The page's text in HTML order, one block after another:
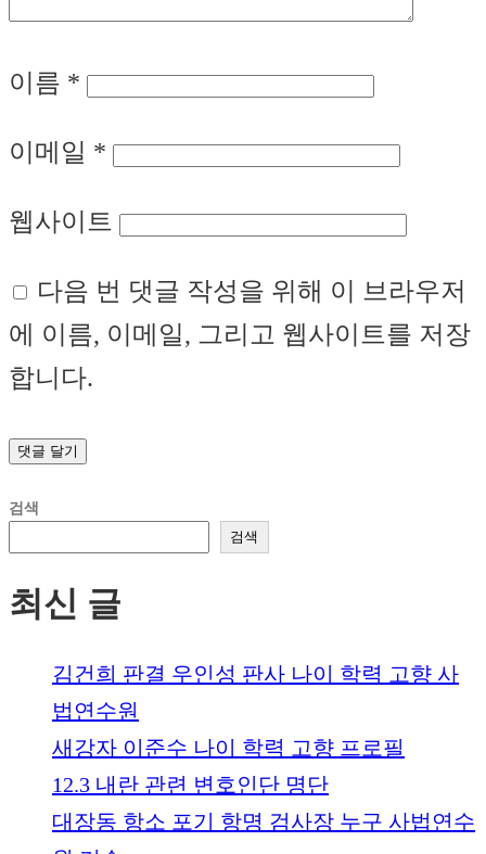
이름 *
이메일 *
웹사이트
다음 번 댓글 작성을 위해 이 브라우저
에 이름, 이메일, 그리고 웹사이트를 저장
합니다.
검색
검색
최신 글
김건희 판결 우인성 판사 나이 학력 고향 사
법연수원
새강자 이준수 나이 학력 고향 프로필
12.3 내란 관련 변호인단 명단
대장동 항소 포기 항명 검사장 누구 사법연수